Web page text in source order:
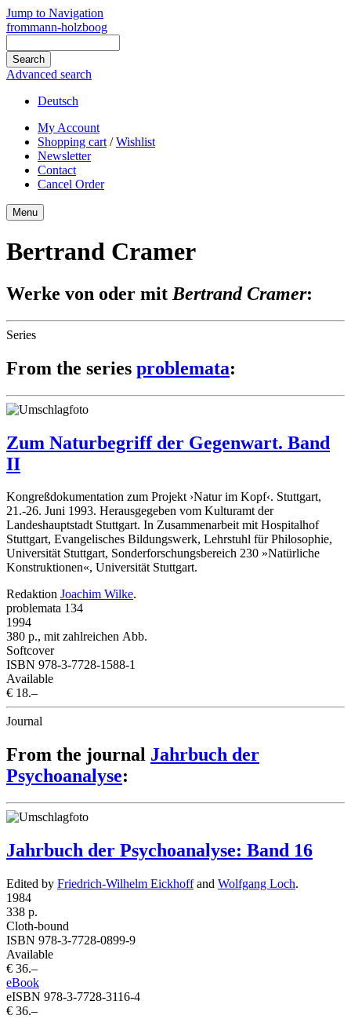
Jump to Navigation
frommann-holzboog
Advanced search
Deutsch
My Account
Shopping cart /Wishlist
Newsletter
Contact
Cancel Order
Menu
Bertrand Cramer
Werke von oder mit Bertrand Cramer:
Series
From the series problemata:
Zum Naturbegriff der Gegenwart. Band
II
Kongreßdokumentation zum Projekt ›Natur im Kopf‹. Stuttgart,
21.-26. Juni 1993. Herausgegeben vom Kulturamt der
Landeshauptstadt Stuttgart. In Zusammenarbeit mit Hospitalhof
Stuttgart, Evangelisches Bildungswerk, Lehrstuhl für Philosophie,
Universität Stuttgart, Sonderforschungsbereich 230 »Natürliche
Konstruktionen«, Universität Stuttgart.
Redaktion Joachim Wilke.
problemata 134
1994
380 p., mit zahlreichen Abb.
Softcover
ISBN 978-3-7728-1588-1
Available
€ 18.–
Journal
From the journal Jahrbuch der
Psychoanalyse:
Jahrbuch der Psychoanalyse: Band 16
Edited by Friedrich-Wilhelm Eickhoffand Wolfgang Loch.
1984
338 p.
Cloth-bound
ISBN 978-3-7728-0899-9
Available
€ 36.–
eBook
eISBN 978-3-7728-3116-4
€ 36.–